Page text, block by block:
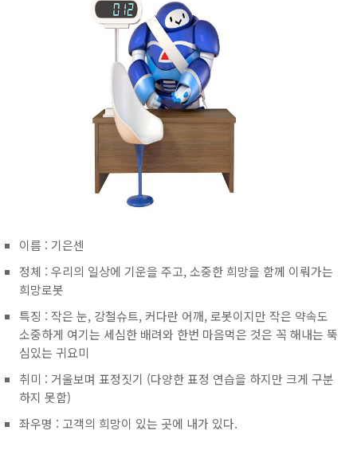
이름 : 기은센
정체 : 우리의 일상에 기운을 주고, 소중한 희망을 함께 이뤄가는
희망로봇
특징 : 작은 눈, 강철슈트, 커다란 어깨, 로봇이지만 작은 약속도
소중하게 여기는 세심한 배려와 한번 마음먹은 것은 꼭 해내는 뚝
심있는 귀요미
취미 : 거울보며 표정짓기 (다양한 표정 연습을 하지만 크게 구분
하지 못함)
좌우명 : 고객의 희망이 있는 곳에 내가 있다.